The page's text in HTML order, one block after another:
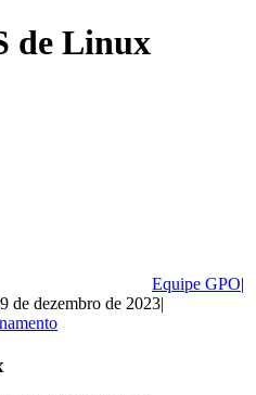
de Linux
Equipe GPO
de dezembro de 2023